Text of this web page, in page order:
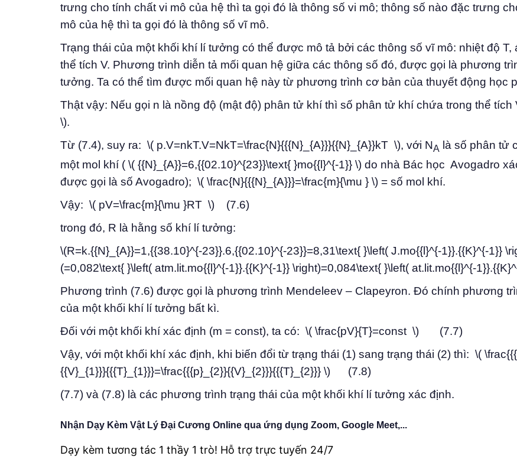
trưng cho tính chất vi mô của hệ thì ta gọi đó là thông số vi mô; thông số nào đặc trưng
mô của hệ thì ta gọi đó là thông số vĩ mô.
Trạng thái của một khối khí lí tưởng có thể được mô tả bởi các thông số vĩ mô: nhiệt độ T,
thể tích V. Phương trình diễn tả mối quan hệ giữa các thông số đó, được gọi là phương
tưởng. Ta có thể tìm được mối quan hệ này từ phương trình cơ bản của thuyết động học
Thật vậy: Nếu gọi n là nồng độ (mật độ) phân tử khí thì số phân tử khí chứa trong thể tích
\).
Từ (7.4), suy ra: \( p.V=nkT.V=NkT=\frac{N}{{{N}_{A}}}{{N}_{A}}kT \), với NA là số phân tử
một mol khí ( \( {{N}_{A}}=6,{{02.10}^{23}}\text{ }mo{{l}^{-1}} \) do nhà Bác học Avogadro
được gọi là số Avogadro); \( \frac{N}{{{N}_{A}}}=\frac{m}{\mu } \) = số mol khí.
Vậy: \( pV=\frac{m}{\mu }RT \) (7.6)
trong đó, R là hằng số khí lí tưởng:
\(R=k.{{N}_{A}}=1,{{38.10}^{-23}}.6,{{02.10}^{-23}}=8,31\text{ }\left( J.mo{{l}^{-1}}.{{K}^{-1}}
(=0,082\text{ }\left( atm.lit.mo{{l}^{-1}}.{{K}^{-1}} \right)=0,084\text{ }\left( at.lit.mo{{l}^{-
Phương trình (7.6) được gọi là phương trình Mendeleev – Clapeyron. Đó chính phương
của một khối khí lí tưởng bất kì.
Đối với một khối khí xác định (m = const), ta có: \( \frac{pV}{T}=const \) (7.7)
Vậy, với một khối khí xác định, khi biến đổi từ trạng thái (1) sang trạng thái (2) thì: \(
{{V}_{1}}}{{{T}_{1}}}=\frac{{{p}_{2}}{{V}_{2}}}{{{T}_{2}}} \) (7.8)
(7.7) và (7.8) là các phương trình trạng thái của một khối khí lí tưởng xác định.
Nhận Dạy Kèm Vật Lý Đại Cương Online qua ứng dụng Zoom, Google Meet,...
Dạy kèm tương tác 1 thầy 1 trò! Hỗ trợ trực tuyến 24/7